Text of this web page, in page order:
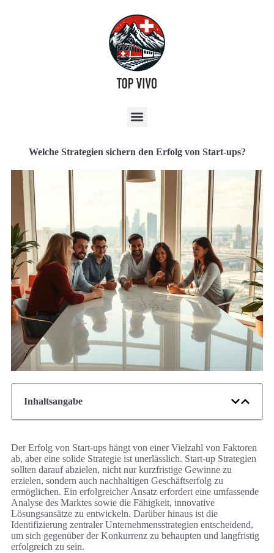
Welche Strategien sichern den Erfolg von Start-ups?
Inhaltsangabe
Der Erfolg von Start-ups hängt von einer Vielzahl von Faktoren
ab, aber eine solide Strategie ist unerlässlich. Start-up Strategien
sollten darauf abzielen, nicht nur kurzfristige Gewinne zu
erzielen, sondern auch nachhaltigen Geschäftserfolg zu
ermöglichen. Ein erfolgreicher Ansatz erfordert eine umfassende
Analyse des Marktes sowie die Fähigkeit, innovative
Lösungsansätze zu entwickeln. Darüber hinaus ist die
Identifizierung zentraler Unternehmensstrategien entscheidend,
um sich gegenüber der Konkurrenz zu behaupten und langfristig
erfolgreich zu sein.